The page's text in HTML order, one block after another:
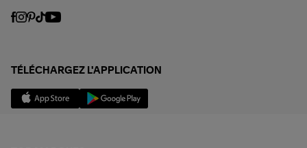
TÉLÉCHARGEZ L'APPLICATION